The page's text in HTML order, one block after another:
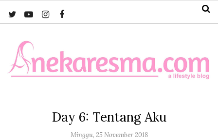
Day 6: Tentang Aku
Minggu, 25 November 2018